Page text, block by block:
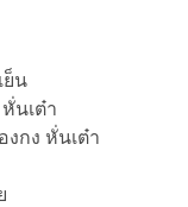
ย็น
นเต๋า
งกง หั่นเต๋า